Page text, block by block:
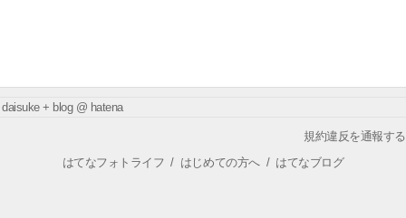
daisuke + blog @ hatena
規約違反を通報する
はてなフォトライフ / はじめての方へ/ はてなブログ